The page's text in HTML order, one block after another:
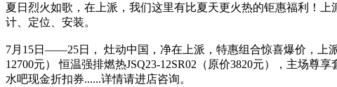
夏日烈火如歌，在上派，我们这里有比夏天更火热的钜惠福利！
计、定位、安装。
7月15日——25日， 灶动中国，净在上派，特惠组合惊喜爆价，上
12700元） 恒温强排燃热JSQ23-12SR02（原价3820元），主场尊
水吧现金折扣券......详情请进店咨询。